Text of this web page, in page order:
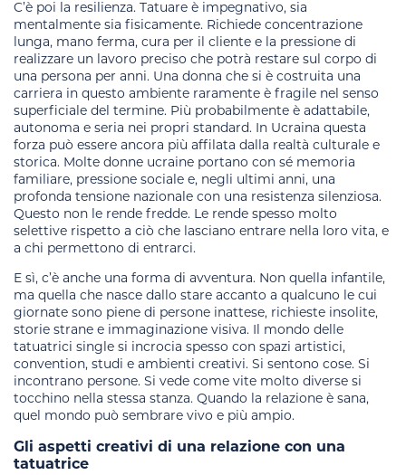
C’è poi la resilienza. Tatuare è impegnativo, sia
mentalmente sia fisicamente. Richiede concentrazione
lunga, mano ferma, cura per il cliente e la pressione di
realizzare un lavoro preciso che potrà restare sul corpo di
una persona per anni. Una donna che si è costruita una
carriera in questo ambiente raramente è fragile nel senso
superficiale del termine. Più probabilmente è adattabile,
autonoma e seria nei propri standard. In Ucraina questa
forza può essere ancora più affilata dalla realtà culturale e
storica. Molte donne ucraine portano con sé memoria
familiare, pressione sociale e, negli ultimi anni, una
profonda tensione nazionale con una resistenza silenziosa.
Questo non le rende fredde. Le rende spesso molto
selettive rispetto a ciò che lasciano entrare nella loro vita, e
a chi permettono di entrarci.
E sì, c’è anche una forma di avventura. Non quella infantile,
ma quella che nasce dallo stare accanto a qualcuno le cui
giornate sono piene di persone inattese, richieste insolite,
storie strane e immaginazione visiva. Il mondo delle
tatuatrici single si incrocia spesso con spazi artistici,
convention, studi e ambienti creativi. Si sentono cose. Si
incontrano persone. Si vede come vite molto diverse si
tocchino nella stessa stanza. Quando la relazione è sana,
quel mondo può sembrare vivo e più ampio.
Gli aspetti creativi di una relazione con una
tatuatrice